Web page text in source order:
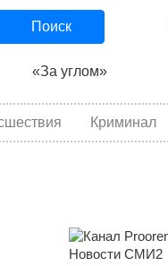
Поиск
«За углом»
Криминал
Новости СМИ2